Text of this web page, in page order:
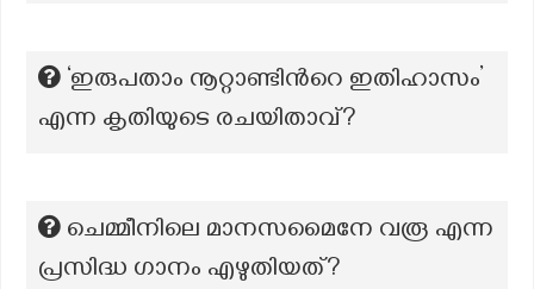
‘ഇരുപതാം നൂറ്റാണ്ടിന്‍റെ ഇതിഹാസം’
എന്ന കൃതിയുടെ രചയിതാവ്?
ചെമ്മീനിലെ മാനസമൈനേ വരൂ എന്ന
പ്രസിദ്ധ ഗാനം എഴുതിയത്?